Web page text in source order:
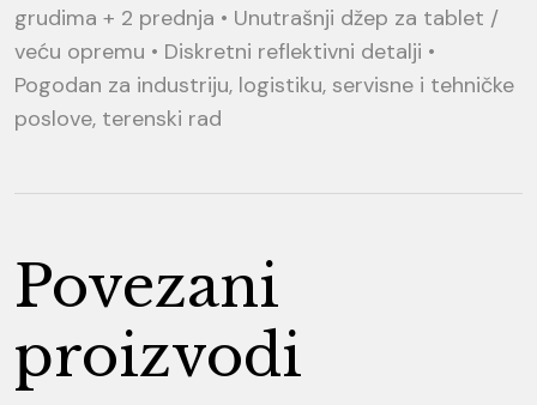
grudima + 2 prednja • Unutrašnji džep za tablet /
veću opremu • Diskretni reflektivni detalji •
Pogodan za industriju, logistiku, servisne i tehničke
poslove, terenski rad
Povezani
proizvodi